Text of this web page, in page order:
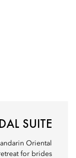
SUITE
Oriental
for brides